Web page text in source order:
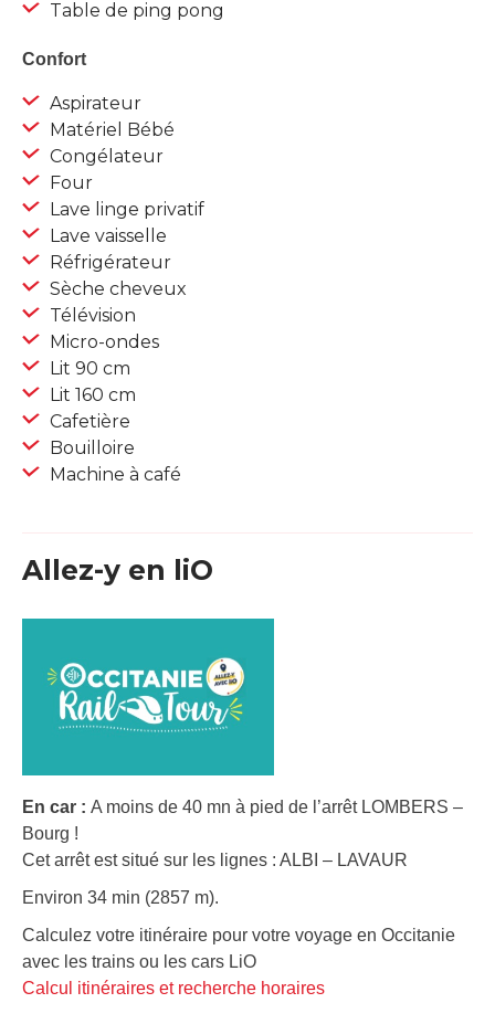
Table de ping pong
Confort
Aspirateur
Matériel Bébé
Congélateur
Four
Lave linge privatif
Lave vaisselle
Réfrigérateur
Sèche cheveux
Télévision
Micro-ondes
Lit 90 cm
Lit 160 cm
Cafetière
Bouilloire
Machine à café
Allez-y en liO
En car : A moins de 40 mn à pied de l’arrêt LOMBERS –
Bourg !
Cet arrêt est situé sur les lignes : ALBI – LAVAUR
Environ 34 min (2857 m).
Calculez votre itinéraire pour votre voyage en Occitanie
avec les trains ou les cars LiO
Calcul itinéraires et recherche horaires